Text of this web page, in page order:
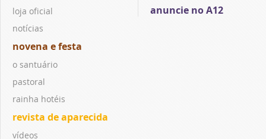
loja oficial
notícias
novena e festa
o santuário
pastoral
rainha hotéis
revista de aparecida
vídeos
anuncie no A12